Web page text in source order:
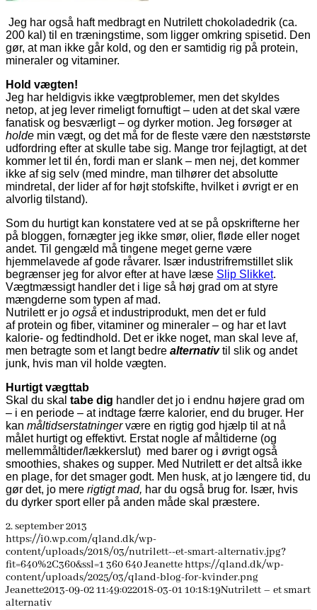
Jeg har også haft medbragt en Nutrilett chokoladedrik (ca.
200 kal) til en træningstime, som ligger omkring spisetid. Den
gør, at man ikke går kold, og den er samtidig rig på protein,
mineraler og vitaminer.
Hold vægten!
Jeg har heldigvis ikke vægtproblemer, men det skyldes
netop, at jeg lever rimeligt fornuftigt – uden at det skal være
fanatisk og besværligt – og dyrker motion. Jeg forsøger at
holde min vægt, og det må for de fleste være den næststørste
udfordring efter at skulle tabe sig. Mange tror fejlagtigt, at det
kommer let til én, fordi man er slank – men nej, det kommer
ikke af sig selv (med mindre, man tilhører det absolutte
mindretal, der lider af for højt stofskifte, hvilket i øvrigt er en
alvorlig tilstand).
Som du hurtigt kan konstatere ved at se på opskrifterne her
på bloggen, fornægter jeg ikke smør, olier, fløde eller noget
andet. Til gengæld må tingene meget gerne være
hjemmelavede af gode råvarer. Især industrifremstillet slik
begrænser jeg for alvor efter at have læse Slip Slikket.
Vægtmæssigt handler det i lige så høj grad om at styre
mængderne som typen af mad.
Nutrilett er jo også et industriprodukt, men det er fuld
af protein og fiber, vitaminer og mineraler – og har et lavt
kalorie- og fedtindhold. Det er ikke noget, man skal leve af,
men betragte som et langt bedre alternativtil slik og andet
junk, hvis man vil holde vægten.
Hurtigt vægttab
Skal du skal tabe dig handler det jo i endnu højere grad om
– i en periode – at indtage færre kalorier, end du bruger. Her
kan måltidserstatningervære en rigtig god hjælp til at nå
målet hurtigt og effektivt. Erstat nogle af måltiderne (og
mellemmåltider/lækkerslut) med barer og i øvrigt også
smoothies, shakes og supper. Med Nutrilett er det altså ikke
en plage, for det smager godt. Men husk, at jo længere tid, du
gør det, jo mere rigtigt mad, har du også brug for. Især, hvis
du dyrker sport eller på anden måde skal præstere.
2. september 2013
https://i0.wp.com/qland.dk/wp-
content/uploads/2018/03/nutrilett--et-smart-alternativ.jpg?
fit=640%2C360&ssl=1 360640Jeanettehttps://qland.dk/wp-
content/uploads/2025/03/qland-blog-for-kvinder.png
Jeanette2013-09-02 11:49:022018-03-01 10:18:19Nutrilett – et smart
alternativ